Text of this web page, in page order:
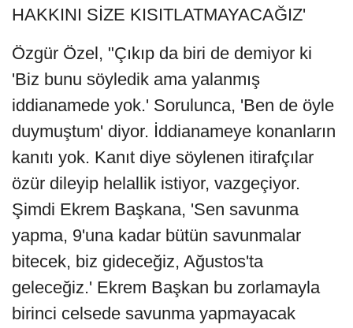
HAKKINI SİZE KISITLATMAYACAĞIZ'
Özgür Özel, "Çıkıp da biri de demiyor ki
'Biz bunu söyledik ama yalanmış
iddianamede yok.' Sorulunca, 'Ben de öyle
duymuştum' diyor. İddianameye konanların
kanıtı yok. Kanıt diye söylenen itirafçılar
özür dileyip helallik istiyor, vazgeçiyor.
Şimdi Ekrem Başkana, 'Sen savunma
yapma, 9'una kadar bütün savunmalar
bitecek, biz gideceğiz, Ağustos'ta
geleceğiz.' Ekrem Başkan bu zorlamayla
birinci celsede savunma yapmayacak